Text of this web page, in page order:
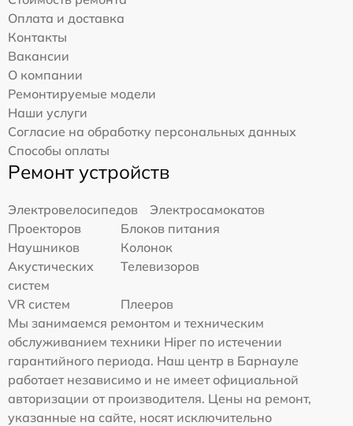
Оплата и доставка
Контакты
Вакансии
О компании
Ремонтируемые модели
Наши услуги
Согласие на обработку персональных данных
Способы оплаты
Ремонт устройств
Электровелосипедов
Электросамокатов
Проекторов
Блоков питания
Наушников
Колонок
Акустических
систем
Телевизоров
VR систем
Плееров
Мы занимаемся ремонтом и техническим
обслуживанием техники Hiper по истечении
гарантийного периода. Наш центр в Барнауле
работает независимо и не имеет официальной
авторизации от производителя. Цены на ремонт,
указанные на сайте, носят исключительно